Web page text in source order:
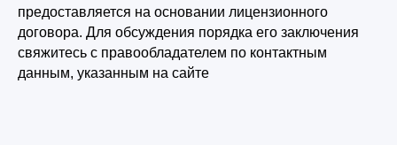
предоставляется на основании лицензионного
договора. Для обсуждения порядка его заключения
свяжитесь с правообладателем по контактным
данным, указанным на сайте